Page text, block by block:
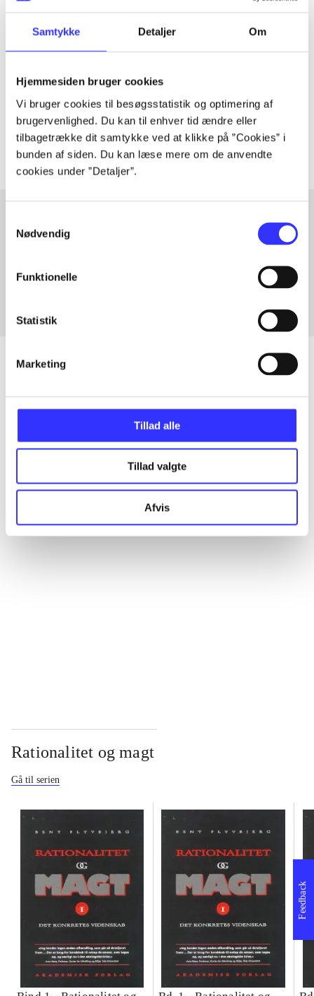
Samtykke Detaljer Om
Hjemmesiden bruger cookies
Vi bruger cookies til besøgsstatistik og optimering af
brugervenlighed. Du kan til enhver tid ændre eller
tilbagetrække dit samtykke ved at klikke på ”Cookies” i
bunden af siden. Du kan læse mere om de anvendte
cookies under ”Detaljer”.
Nødvendig
Funktionelle
Statistik
Marketing
Tillad alle
Tillad valgte
Afvis
Tidsskrift
lorem ipsum dolor sit amet ...
Tidsskrift
Artiklerne i handler ofte om
Artikler med samme emner
Artikler
Alle registrerede artikler fordelt på udgivelser
Rationalitet og magt
Gå til serien
Feedback